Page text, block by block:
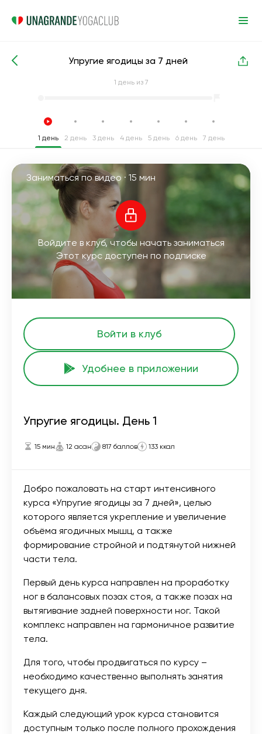
Интенсивные курсы йоги Ягодицы
Упругие ягодицы за 7 дней
1 день из 7
1 день 2 день 3 день 4 день 5 день 6 день 7 день
Заниматься по видео · 15 мин
Войдите в клуб, чтобы начать заниматься
Этот курс доступен по подписке
Войти в клуб
Удобнее в приложении
Упругие ягодицы. День 1
15 мин 12 асан 817 баллов 133 ккал
Добро пожаловать на старт интенсивного
курса «Упругие ягодицы за 7 дней», целью
которого является укрепление и увеличение
объёма ягодичных мышц, а также
формирование стройной и подтянутой нижней
части тела.
Первый день курса направлен на проработку
ног в балансовых позах стоя, а также позах на
вытягивание задней поверхности ног. Такой
комплекс направлен на гармоничное развитие
тела.
Для того, чтобы продвигаться по курсу –
необходимо качественно выполнять занятия
текущего дня.
Каждый следующий урок курса становится
доступным только после полного прохождения